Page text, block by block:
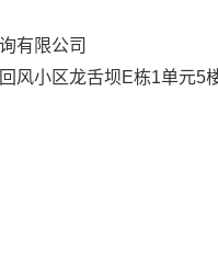
有限公司
风小区龙舌坝E栋1单元5